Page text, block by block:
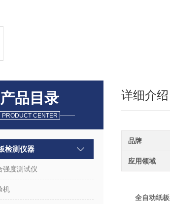
产品目录
PRODUCT CENTER
检测仪器
强度测试仪
机
详细介绍
品牌
应用领域
全自动纸